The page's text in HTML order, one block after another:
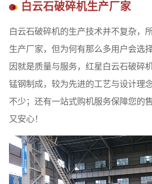
白云石破碎机生产厂家
白云石破碎机的生产技术并不复杂，
生产厂家，但为何有那么多用户会选
因就是质量与服务，红星白云石破碎
锰钢制成，较为先进的工艺与设计理
不少；还有一站式购机服务保障您的
又安心！